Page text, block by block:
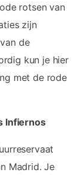
rotsen van
zijn
de
kun je hier
met de rode
Infiernos
Madrid. Je